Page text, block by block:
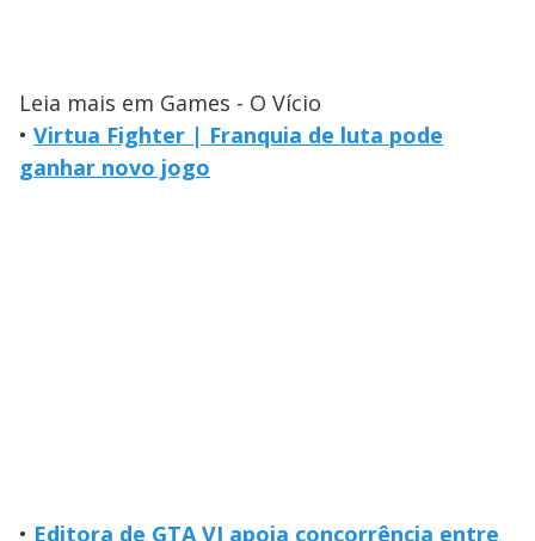
Leia mais em Games - O Vício
• Virtua Fighter | Franquia de luta pode
ganhar novo jogo
• Editora de GTA VI apoia concorrência entre